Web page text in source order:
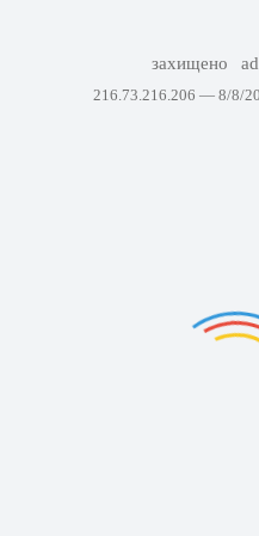
захищено
216.73.216.206 — 8/8/